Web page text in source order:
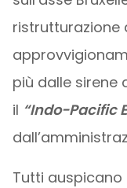
ristrutturazione
più dalle sirene
il “Indo-Pacific
Tutti